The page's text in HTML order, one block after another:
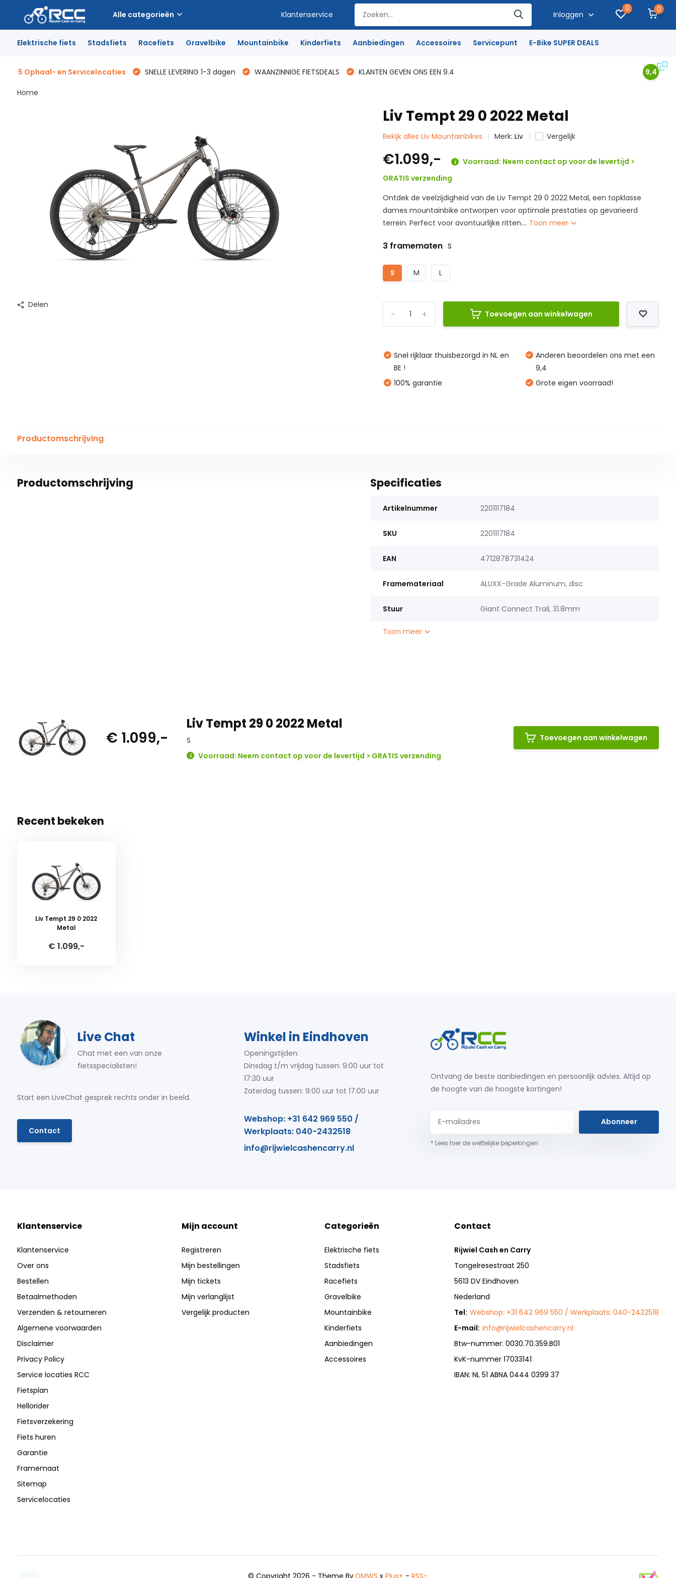
Alle categorieën Klantenservice Inloggen
0 0
Elektrische fiets Stadsfiets Racefiets Gravelbike Mountainbike Kinderfiets Aanbiedingen Accessoires Servicepunt E-Bike SUPER DEALS
5 Ophaal- en Servicelocaties SNELLE LEVERING 1-3 dagen WAANZINNIGE FIETSDEALS KLANTEN GEVEN ONS EEN 9.4 9,4
Home
Delen
Liv Tempt 29 0 2022 Metal
Bekijk alles Liv Mountainbikes Merk:Liv Vergelijk
€1.099,-
Voorraad: Neem contact op voor de levertijd >
GRATIS verzending
Ontdek de veelzijdigheid van de Liv Tempt 29 0 2022 Metal, een topklasse
dames mountainbike ontworpen voor optimale prestaties op gevarieerd
terrein. Perfect voor avontuurlijke ritten.... Toon meer
3 framematen S
S M L
+
- Toevoegen aan winkelwagen
Snel rijklaar thuisbezorgd in NL en
BE !
100% garantie
Anderen beoordelen ons met een
9,4
Grote eigen voorraad!
Productomschrijving
Productomschrijving Specificaties
Artikelnummer 2201117184
SKU 2201117184
EAN 4712878731424
Framemateriaal ALUXX-Grade Aluminum, disc
Stuur Giant Connect Trail, 31.8mm
Toon meer
€ 1.099,-
Liv Tempt 29 0 2022 Metal
S
Voorraad: Neem contact op voor de levertijd > GRATIS verzending
Toevoegen aan winkelwagen
Recent bekeken
Liv Tempt 29 0 2022
Metal
€ 1.099,-
Live Chat
Chat met een van onze
fietsspecialisten!
Start een LiveChat gesprek rechts onder in beeld.
Contact
Winkel in Eindhoven
Openingstijden:
Dinsdag t/m vrijdag tussen: 9:00 uur tot
17:30 uur
Zaterdag tussen: 9:00 uur tot 17:00 uur
Webshop: +31 642 969 550 /
Werkplaats: 040-2432518
info@rijwielcashencarry.nl
Ontvang de beste aanbiedingen en persoonlijk advies. Altijd op
de hoogte van de hoogste kortingen!
Abonneer
* Lees hier de wettelijke beperkingen
Klantenservice
Klantenservice
Over ons
Bestellen
Betaalmethoden
Verzenden & retourneren
Algemene voorwaarden
Disclaimer
Privacy Policy
Service locaties RCC
Fietsplan
Hellorider
Fietsverzekering
Fiets huren
Garantie
Framemaat
Sitemap
Servicelocaties
Mijn account
Registreren
Mijn bestellingen
Mijn tickets
Mijn verlanglijst
Vergelijk producten
Categorieën
Elektrische fiets
Stadsfiets
Racefiets
Gravelbike
Mountainbike
Kinderfiets
Aanbiedingen
Accessoires
Contact
Rijwiel Cash en Carry
Tongelresestraat 250
5613 DV Eindhoven
Nederland
Tel: Webshop: +31 642 969 550 / Werkplaats: 040-2432518
E-mail: info@rijwielcashencarry.nl
Btw-nummer: 0030.70.359.B01
KvK-nummer 17033141
IBAN: NL 51 ABNA 0444 0399 37
© Copyright 2026 - Theme ByDMWS xPlus+ -RSS-